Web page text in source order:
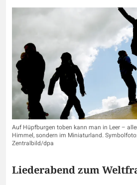
Auf Hüpfburgen toben kann man in Leer –
Himmel, sondern im Miniaturland.
Zentralbild/dpa
Liederabend zum